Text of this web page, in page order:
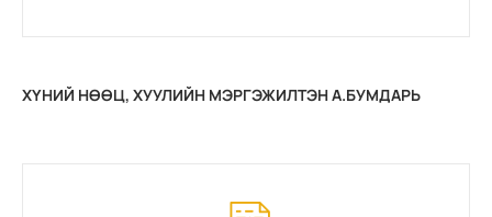
ХҮНИЙ НӨӨЦ, ХУУЛИЙН МЭРГЭЖИЛТЭН А.БУМДАРЬ